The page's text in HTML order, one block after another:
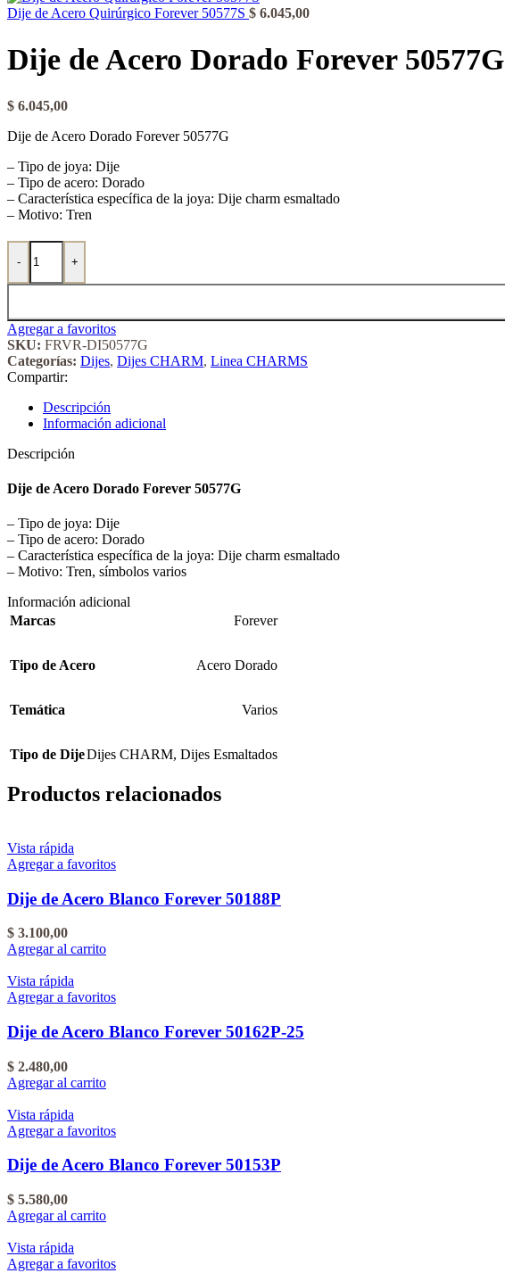
Dije de Acero Quirúrgico Forever 50577S $ 6.045,00
Dije de Acero Dorado Forever 50577G
$ 6.045,00
Dije de Acero Dorado Forever 50577G
– Tipo de joya: Dije
– Tipo de acero: Dorado
– Característica específica de la joya: Dije charm esmaltado
– Motivo: Tren
-
Dije de Acero Dorado Forever 50577G cantidad
+
Agregar a favoritos
SKU: FRVR-DI50577G
Categorías: Dijes, Dijes CHARM, Linea CHARMS
Compartir:
Descripción
Información adicional
Descripción
Dije de Acero Dorado Forever 50577G
– Tipo de joya: Dije
– Tipo de acero: Dorado
– Característica específica de la joya: Dije charm esmaltado
– Motivo: Tren, símbolos varios
Información adicional
Marcas
Forever
Tipo de Acero Acero Dorado
Temática Varios
Tipo de DijeDijes CHARM, Dijes Esmaltados
Productos relacionados
Vista rápida
Agregar a favoritos
Dije de Acero Blanco Forever 50188P
$ 3.100,00
Agregar al carrito
Vista rápida
Agregar a favoritos
Dije de Acero Blanco Forever 50162P-25
$ 2.480,00
Agregar al carrito
Vista rápida
Agregar a favoritos
Dije de Acero Blanco Forever 50153P
$ 5.580,00
Agregar al carrito
Vista rápida
Agregar a favoritos